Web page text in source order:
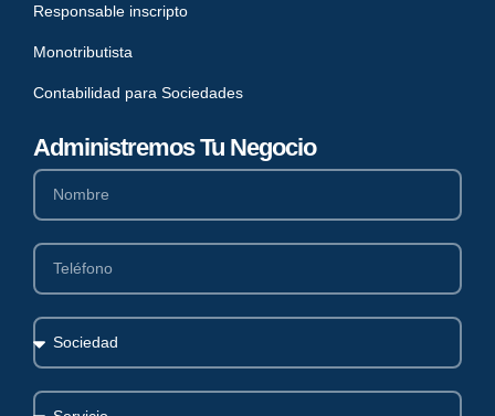
Administremos Tu Negocio
Responsable inscripto
Monotributista
Contabilidad para Sociedades